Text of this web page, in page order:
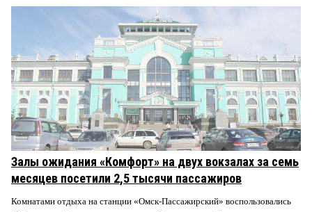
Залы ожидания «Комфорт» на двух вокзалах за семь
месяцев посетили 2,5 тысячи пассажиров
Комнатами отдыха на станции «Омск-Пассажирский» воспользовались